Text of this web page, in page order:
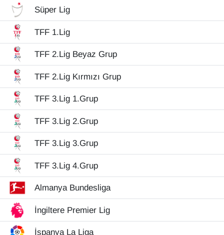
Süper Lig
TFF 1.Lig
TFF 2.Lig Beyaz Grup
TFF 2.Lig Kırmızı Grup
TFF 3.Lig 1.Grup
TFF 3.Lig 2.Grup
TFF 3.Lig 3.Grup
TFF 3.Lig 4.Grup
Almanya Bundesliga
İngiltere Premier Lig
İspanya La Liga
Diğer
DÜNYA
EĞİTİM
EKONOMİ
Eleman
Emlak
En çok konuşulanlar
GENEL
Güncel